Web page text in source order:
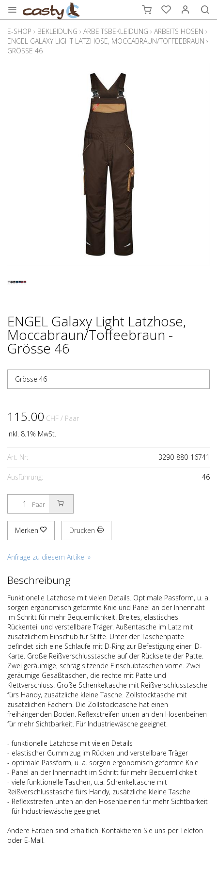
E-SHOP › BEKLEIDUNG › ARBEITSBEKLEIDUNG › ARBEITS HOSEN ›
ENGEL GALAXY LIGHT LATZHOSE, MOCCABRAUN/TOFFEEBRAUN ›
GRÖSSE 46
ENGEL Galaxy Light Latzhose,
Moccabraun/Toffeebraun -
Grösse 46
Grösse 46
115.00 CHF / Paar
inkl. 8.1% MwSt.
Art. Nr: 3290-880-16741
Ausführung: 46
Paar
Merken Drucken
Anfrage zu diesem Artikel »
Beschreibung
Funktionelle Latzhose mit vielen Details. Optimale Passform, u. a.
sorgen ergonomisch geformte Knie und Panel an der Innennaht
im Schritt für mehr Bequemlichkeit. Breites, elastisches
Rückenteil und verstellbare Träger. Außentasche im Latz mit
zusätzlichem Einschub für Stifte. Unter der Taschenpatte
befindet sich eine Schlaufe mit D-Ring zur Befestigung einer ID-
Karte. Große Reißverschlusstasche auf der Rückseite der Patte.
Zwei geräumige, schräg sitzende Einschubtaschen vorne. Zwei
geräumige Gesäßtaschen, die rechte mit Patte und
Klettverschluss. Große Schenkeltasche mit Reißverschlusstasche
fürs Handy, zusätzliche kleine Tasche. Zollstocktasche mit
zusätzlichen Fächern. Die Zollstocktasche hat einen
freihängenden Boden. Reflexstreifen unten an den Hosenbeinen
für mehr Sichtbarkeit. Für Industriewäsche geeignet.
- funktionelle Latzhose mit vielen Details
- elastischer Gummizug im Rücken und verstellbare Träger
- optimale Passform, u. a. sorgen ergonomisch geformte Knie
- Panel an der Innennacht im Schritt für mehr Bequemlichkeit
- viele funktionelle Taschen, u.a. Schenkeltasche mit
Reißverschlusstasche fürs Handy, zusätzliche kleine Tasche
- Reflexstreifen unten an den Hosenbeinen für mehr Sichtbarkeit
- für Industriewäsche geeignet
Andere Farben sind erhältlich. Kontaktieren Sie uns per Telefon
oder E-Mail.